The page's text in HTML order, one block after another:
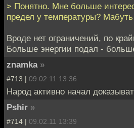
> Понятно. Мне больше
предел у температуры? Мабуть
Вроде нет ограничений, по
Больше энергии подал -
znamka »
#713 | 09.02.11 13:36
Народ активно начал
Pshir »
#714 | 09.02.11 13:39